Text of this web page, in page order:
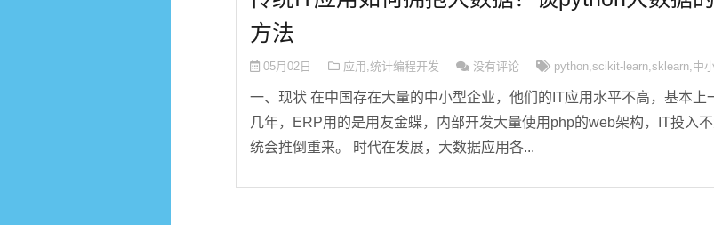
方法
05月02日 应用 ,统计编程开发 没有评论 python,scikit-learn,sklearn,中
一、现状 在中国存在大量的中小型企业，他们的IT应用水平不高，基本上
几年，ERP用的是用友金蝶，内部开发大量使用php的web架构，IT投入
统会推倒重来。 时代在发展，大数据应用各...